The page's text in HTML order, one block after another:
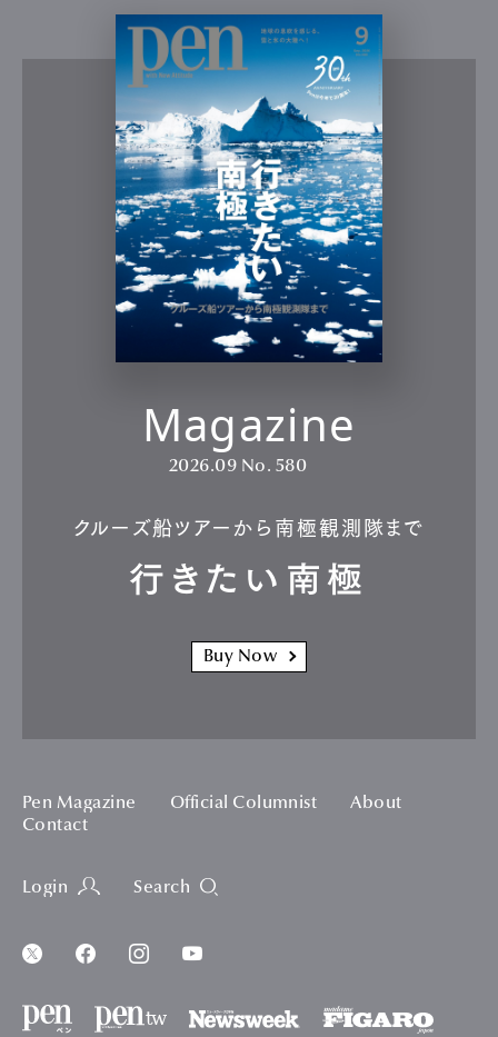
Magazine
2026.09 No. 580
クルーズ船ツアーから南極観測隊まで
行きたい南極
Buy Now
Pen Magazine Official Columnist
About
Contact
Login Search